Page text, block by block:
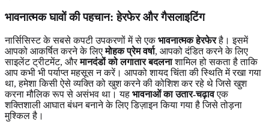
भावनात्मक घावों की पहचान: हेरफेर और गैसलाइटिंग
नार्सिसिस्ट के सबसे कपटी उपकरणों में से एकभावनात्मक हेरफेरहै। इसमें
आपको आकर्षित करने के लिएमोहक प्रेम वर्षा, आपको दंडित करने के लिए
साइलेंट ट्रीटमेंट, औरमानदंडों को लगातार बदलनाशामिल हो सकता है ताकि
आप कभी भी पर्याप्त महसूस न करें। आपको शायद चिंता की स्थिति में रखा गया
था, हमेशा किसी ऐसे व्यक्ति को खुश करने की कोशिश कर रहे थे जिसे खुश
करना मौलिक रूप से असंभव था। यह भावनाओं का उतार-चढ़ावएक
शक्तिशाली आघात बंधन बनाने के लिए डिज़ाइन किया गया है जिसे तोड़ना
मुश्किल है।